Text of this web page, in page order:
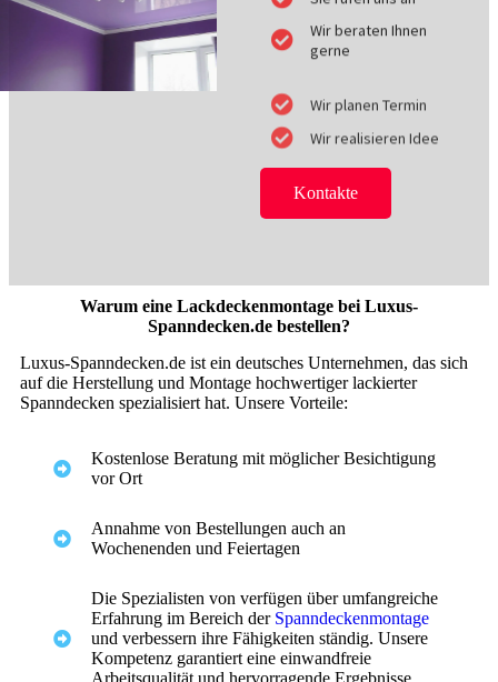
gerne
Kontakte
Warum eine Lackdeckenmontage bei Luxus-
Spanndecken.de bestellen?
Luxus-Spanndecken.de ist ein deutsches Unternehmen, das sich
auf die Herstellung und Montage hochwertiger lackierter
Spanndecken spezialisiert hat. Unsere Vorteile:
Kostenlose Beratung mit möglicher Besichtigung
vor Ort
Annahme von Bestellungen auch an
Wochenenden und Feiertagen
Die Spezialisten von verfügen über umfangreiche
Erfahrung im Bereich der Spanndeckenmontage
und verbessern ihre Fähigkeiten ständig. Unsere
Kompetenz garantiert eine einwandfreie